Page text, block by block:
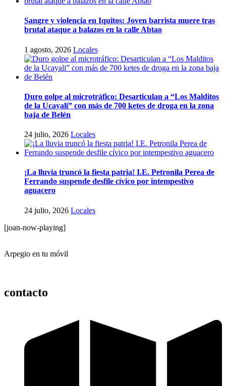
Sangre y violencia en Iquitos: Joven barrista muere tras
brutal ataque a balazos en la calle Abtao
1 agosto, 2026 Locales
Duro golpe al microtráfico: Desarticulan a “Los Malditos
de la Ucayali” con más de 700 ketes de droga en la zona
baja de Belén
24 julio, 2026 Locales
¡La lluvia truncó la fiesta patria! I.E. Petronila Perea de
Ferrando suspende desfile cívico por intempestivo
aguacero
24 julio, 2026 Locales
[joan-now-playing]
Arpegio en tu móvil
contacto